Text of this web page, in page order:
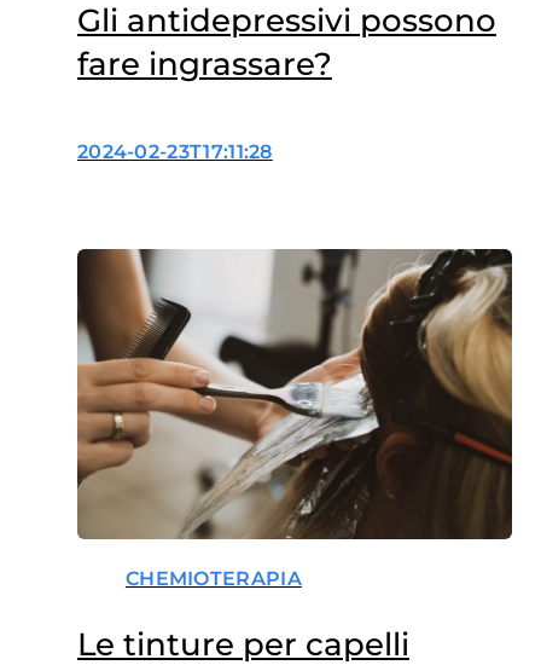
Gli antidepressivi possono
fare ingrassare?
2024-02-23T17:11:28
CHEMIOTERAPIA
Le tinture per capelli